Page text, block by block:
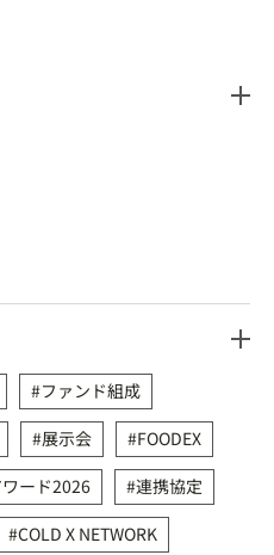
ファンド組成
展示会
FOODEX
ード2026
連携協定
COLD X NETWORK